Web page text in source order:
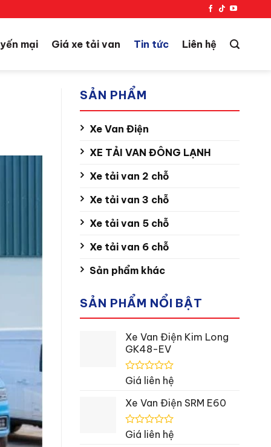
mại Giá xe tải van Tin tức Liên hệ
SẢN PHẨM
Xe Van Điện
XE TẢI VAN ĐÔNG LẠNH
Xe tải van 2 chỗ
Xe tải van 3 chỗ
Xe tải van 5 chỗ
Xe tải van 6 chỗ
Sản phẩm khác
SẢN PHẨM NỔI BẬT
Xe Van Điện Kim Long
GK48-EV
Được
hạng
0
5
Giá liên hệ
Xe Van Điện SRM E60
Được
Giá liên hệ